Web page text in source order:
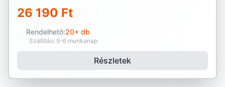
26 190 Ft
Rendelhető:20+ db
Szállítás: 5-6 munkanap
Részletek